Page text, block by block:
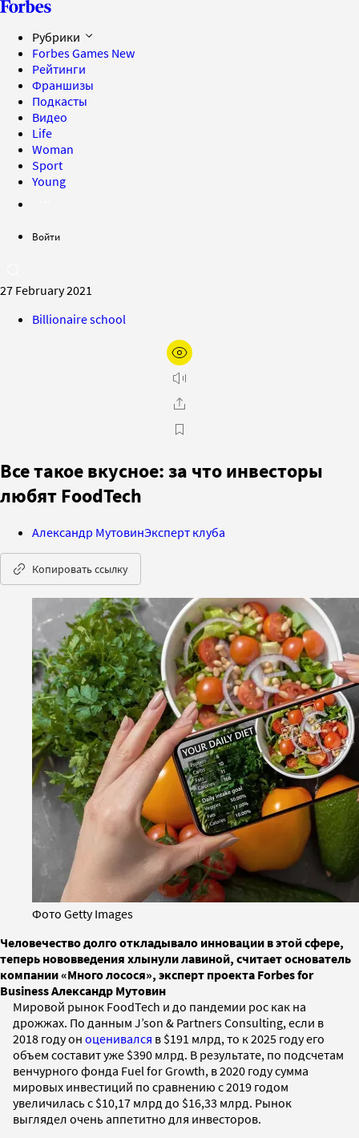
Рубрики
Forbes Games New
Рейтинги
Франшизы
Подкасты
Видео
Life
Woman
Sport
Young
Войти
27 February 2021
Billionaire school
Все такое вкусное: за что инвесторы
любят FoodTech
Александр МутовинЭксперт клуба
Копировать ссылку
Фото Getty Images
Человечество долго откладывало инновации в этой сфере,
теперь нововведения хлынули лавиной, считает основатель
компании «Много лосося», эксперт проекта Forbes for
Business Александр Мутовин
Мировой рынок FoodTech и до пандемии рос как на
дрожжах. По данным J’son & Partners Consulting, если в
2018 году он оценивался в $191 млрд, то к 2025 году его
объем составит уже $390 млрд. В результате, по подсчетам
венчурного фонда Fuel for Growth, в 2020 году сумма
мировых инвестиций по сравнению с 2019 годом
увеличилась с $10,17 млрд до $16,33 млрд. Рынок
выглядел очень аппетитно для инвесторов.